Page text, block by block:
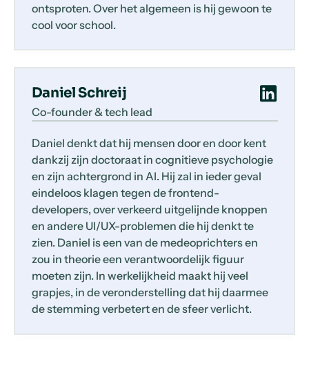
ontsproten. Over het algemeen is hij gewoon te
cool voor school.
Daniel Schreij
Co-founder & tech lead
Daniel denkt dat hij mensen door en door kent
dankzij zijn doctoraat in cognitieve psychologie
en zijn achtergrond in AI. Hij zal in ieder geval
eindeloos klagen tegen de frontend-
developers, over verkeerd uitgelijnde knoppen
en andere UI/UX-problemen die hij denkt te
zien. Daniel is een van de medeoprichters en
zou in theorie een verantwoordelijk figuur
moeten zijn. In werkelijkheid maakt hij veel
grapjes, in de veronderstelling dat hij daarmee
de stemming verbetert en de sfeer verlicht.